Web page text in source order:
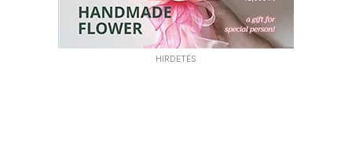
HIRDETÉS